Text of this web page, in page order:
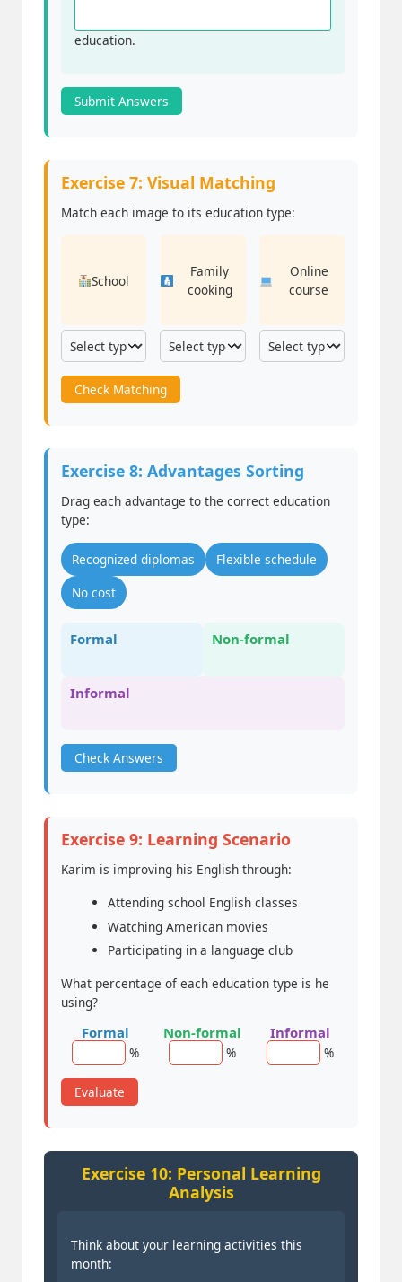
education.
Submit Answers
Exercise 7: Visual Matching
Match each image to its education type:
School
Family
cooking
Online
course
Check Matching
Exercise 8: Advantages Sorting
Drag each advantage to the correct education
type:
Recognized diplomas
Flexible schedule
No cost
Formal Non-formal
Informal
Check Answers
Exercise 9: Learning Scenario
Karim is improving his English through:
Attending school English classes
Watching American movies
Participating in a language club
What percentage of each education type is he
using?
Formal
%
Non-formal
%
Informal
%
Evaluate
Exercise 10: Personal Learning
Analysis
Think about your learning activities this
month: